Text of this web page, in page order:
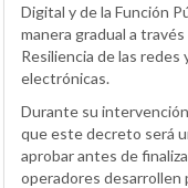
Digital y de la Función
manera gradual a
Resiliencia de las
electrónicas.
Durante su
que este decreto será
aprobar antes de
operadores desarrollen